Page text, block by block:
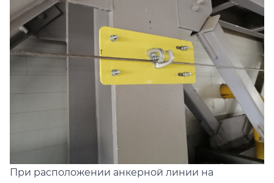
При расположении анкерной линии на